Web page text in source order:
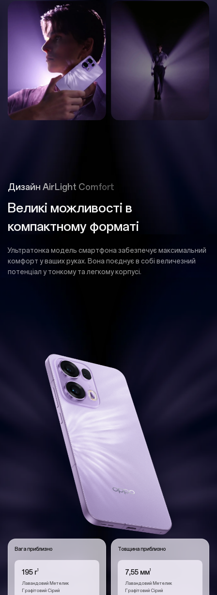
Дизайн AirLight Comfort
Великі можливості в
компактному форматі
Ультратонка модель смартфона забезпечує максимальний
комфорт у ваших руках. Вона поєднує в собі величезний
потенціал у тонкому та легкому корпусі.
Вага приблизно
195 г1
Лавандовий Метелик
Графітовий Сірий
Товщина приблизно
7,55 мм1
Лавандовий Метелик
Графітовий Сірий